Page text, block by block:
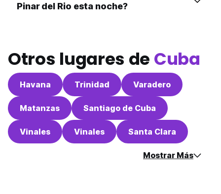
Pinar del Rio esta noche?
Otros lugares de Cuba
Havana Trinidad Varadero
Matanzas Santiago de Cuba
Vinales Vinales Santa Clara
Mostrar Más